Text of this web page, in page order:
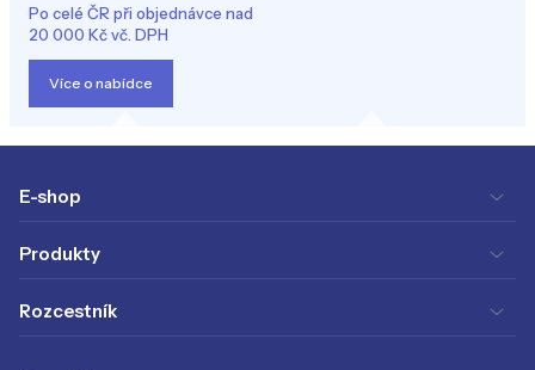
Po celé ČR při objednávce nad
20 000 Kč vč. DPH
Více o nabídce
E-shop
Produkty
Rozcestník